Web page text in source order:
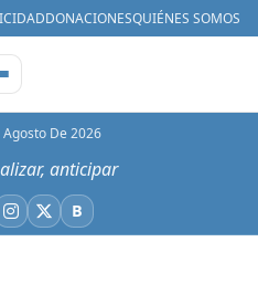
DONACIONESQUIÉNES SOMOS
De 2026
anticipar
Instagram
X BBluesky